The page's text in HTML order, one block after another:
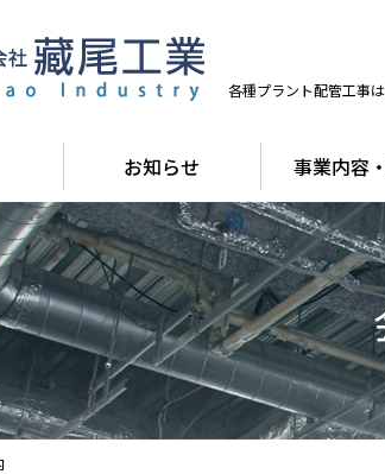
各種プラント配管工事
お知らせ 事業内容